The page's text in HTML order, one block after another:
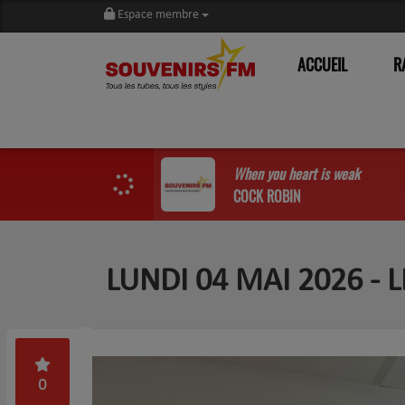
Espace membre
ACCUEIL
When you heart is weak
COCK ROBIN
LUNDI 04 MAI 2026 -
0